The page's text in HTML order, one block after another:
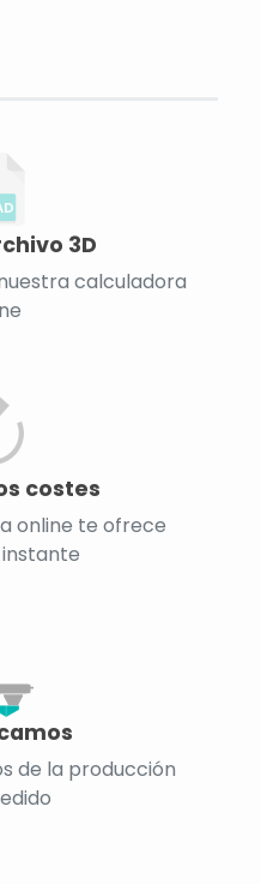
3D
calculadora
costes
online te ofrece
de la producción